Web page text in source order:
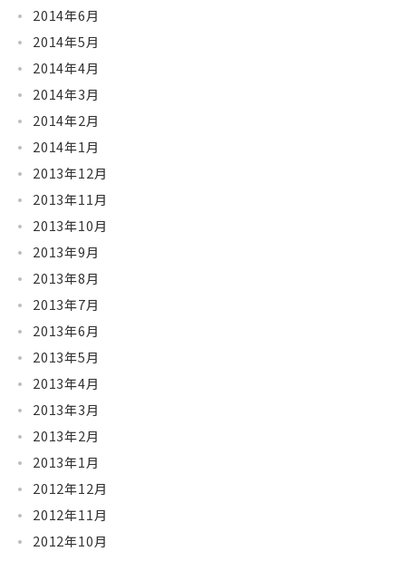
2014年6月
2014年5月
2014年4月
2014年3月
2014年2月
2014年1月
2013年12月
2013年11月
2013年10月
2013年9月
2013年8月
2013年7月
2013年6月
2013年5月
2013年4月
2013年3月
2013年2月
2013年1月
2012年12月
2012年11月
2012年10月